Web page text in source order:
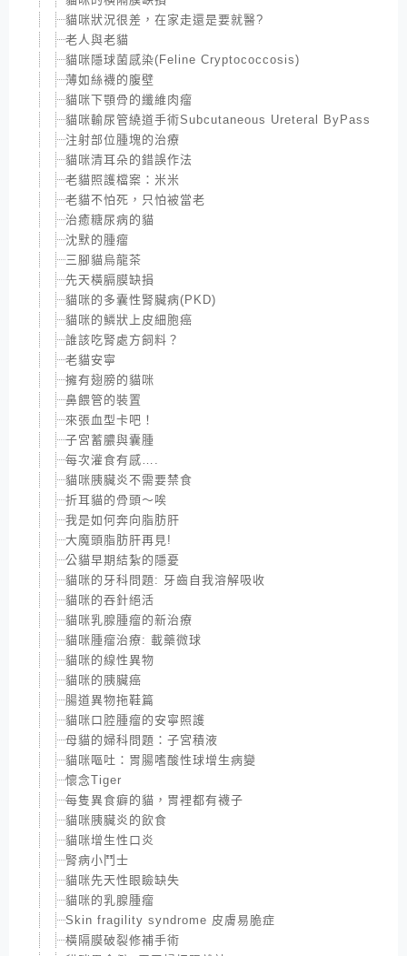
貓咪狀況很差，在家走還是要就醫?
老人與老貓
貓咪隱球菌感染(Feline Cryptococcosis)
薄如絲襪的腹壁
貓咪下顎骨的纖維肉瘤
貓咪輸尿管繞道手術Subcutaneous Ureteral ByPass
注射部位腫塊的治療
貓咪清耳朵的錯誤作法
老貓照護檔案：米米
老貓不怕死，只怕被當老
治癒糖尿病的貓
沈默的腫瘤
三腳貓烏龍茶
先天橫膈膜缺損
貓咪的多囊性腎臟病(PKD)
貓咪的鱗狀上皮細胞癌
誰該吃腎處方飼料？
老貓安寧
擁有翅膀的貓咪
鼻餵管的裝置
來張血型卡吧！
子宮蓄膿與囊腫
每次灌食有感….
貓咪胰臟炎不需要禁食
折耳貓的骨頭～唉
我是如何奔向脂肪肝
大魔頭脂肪肝再見!
公貓早期結紮的隱憂
貓咪的牙科問題: 牙齒自我溶解吸收
貓咪的吞針絕活
貓咪乳腺腫瘤的新治療
貓咪腫瘤治療: 載藥微球
貓咪的線性異物
貓咪的胰臟癌
腸道異物拖鞋篇
貓咪口腔腫瘤的安寧照護
母貓的婦科問題：子宮積液
貓咪嘔吐：胃腸嗜酸性球增生病變
懷念Tiger
每隻異食癖的貓，胃裡都有襪子
貓咪胰臟炎的飲食
貓咪增生性口炎
腎病小鬥士
貓咪先天性眼瞼缺失
貓咪的乳腺腫瘤
Skin fragility syndrome 皮膚易脆症
橫隔膜破裂修補手術